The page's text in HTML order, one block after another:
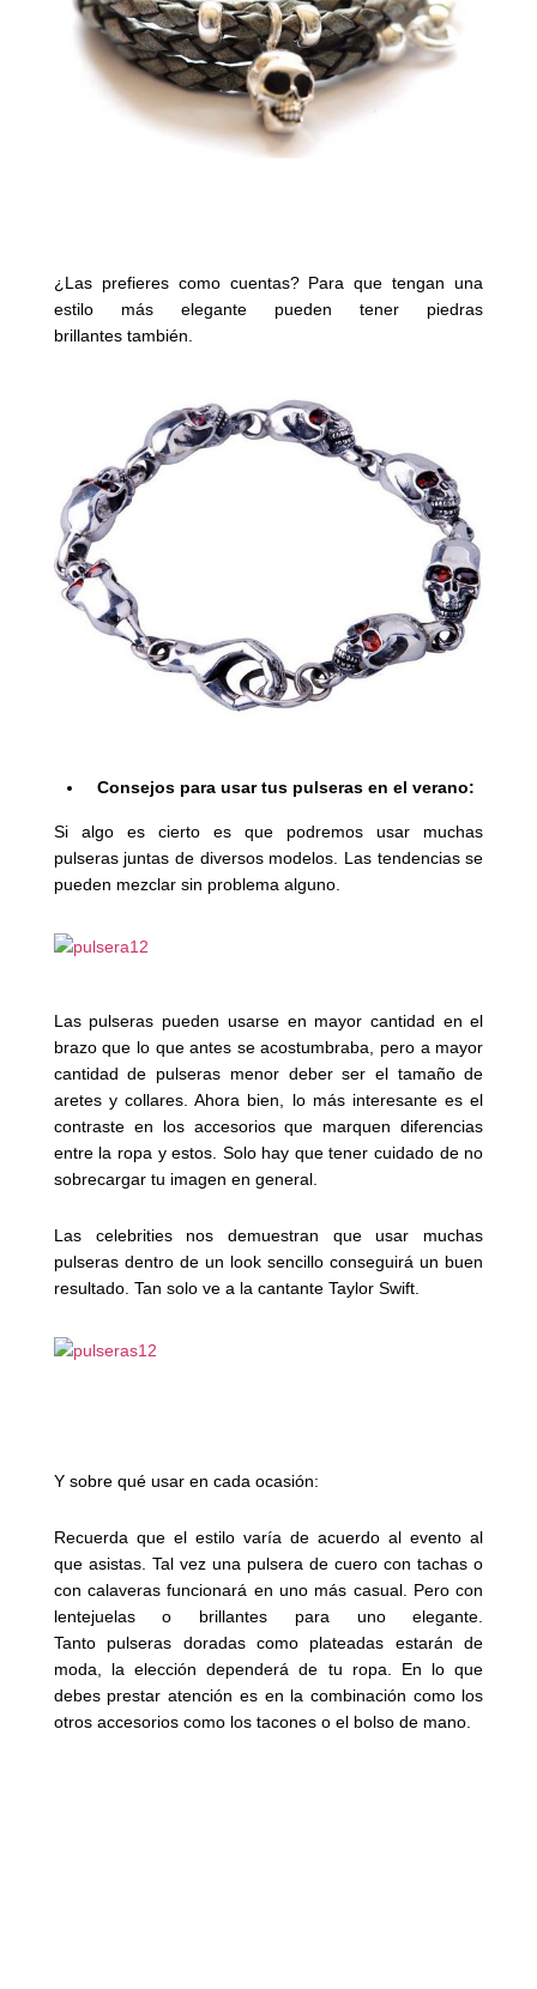
¿Las prefieres como cuentas? Para que tengan una
estilo más elegante pueden tener piedras
brillantes también.
Consejos para usar tus pulseras en el verano:
Si algo es cierto es que podremos usar muchas
pulseras juntas de diversos modelos. Las tendencias se
pueden mezclar sin problema alguno.
Las pulseras pueden usarse en mayor cantidad en el
brazo que lo que antes se acostumbraba, pero a mayor
cantidad de pulseras menor deber ser el tamaño de
aretes y collares. Ahora bien, lo más interesante es el
contraste en los accesorios que marquen diferencias
entre la ropa y estos. Solo hay que tener cuidado de no
sobrecargar tu imagen en general.
Las celebrities nos demuestran que usar muchas
pulseras dentro de un look sencillo conseguirá un buen
resultado. Tan solo ve a la cantante Taylor Swift.
Y sobre qué usar en cada ocasión:
Recuerda que el estilo varía de acuerdo al evento al
que asistas. Tal vez una pulsera de cuero con tachas o
con calaveras funcionará en uno más casual. Pero con
lentejuelas o brillantes para uno elegante.
Tanto pulseras doradas como plateadas estarán de
moda, la elección dependerá de tu ropa. En lo que
debes prestar atención es en la combinación como los
otros accesorios como los tacones o el bolso de mano.